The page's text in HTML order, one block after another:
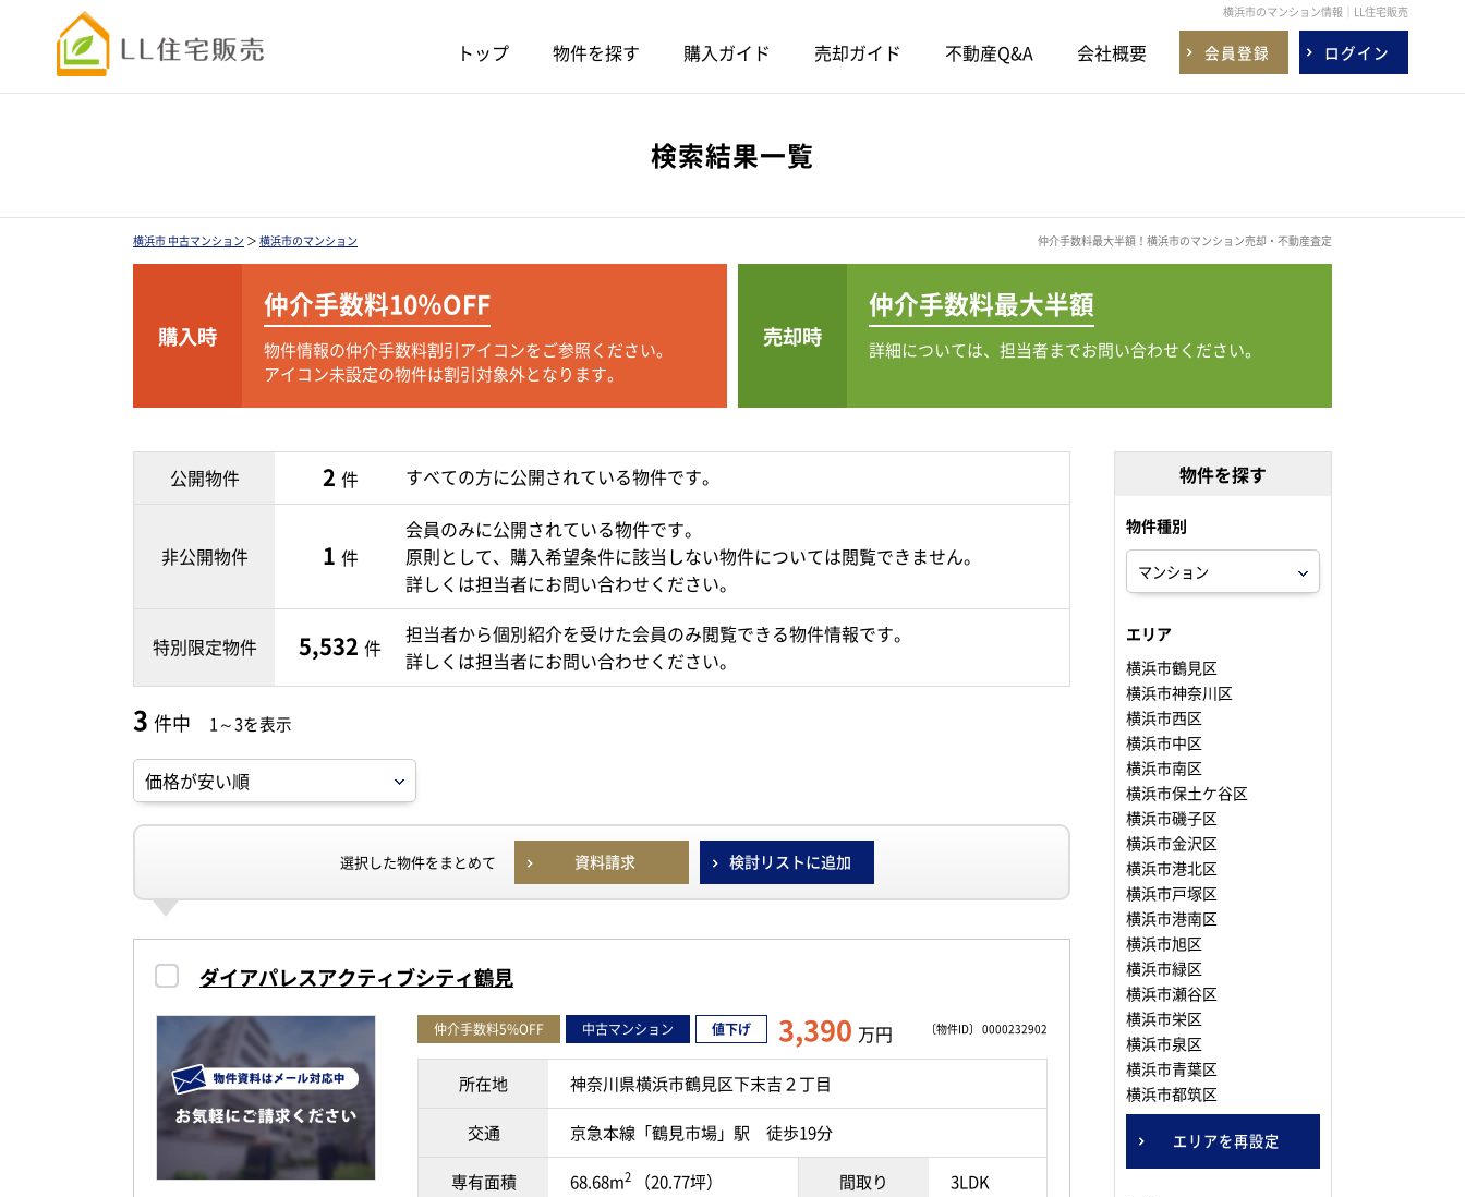
横浜市のマンション情報｜LL住宅販売
トップ 物件を探す 購入ガイド 売却ガイド 不動産Q&A 会社概要 会員登録 ログイン
検索結果一覧
横浜市 中古マンション ＞ 横浜市のマンション 仲介手数料最大半額！横浜市のマンション売却・不動産査定
購入時
仲介手数料10％OFF
物件情報の仲介手数料割引アイコンをご参照ください。
アイコン未設定の物件は割引対象外となります。
売却時
仲介手数料最大半額
詳細については、担当者までお問い合わせください。
公開物件 2 件 すべての方に公開されている物件です。
非公開物件 1 件
会員のみに公開されている物件です。
原則として、購入希望条件に該当しない物件については閲覧できません。
詳しくは担当者にお問い合わせください。
特別限定物件 5,532 件
担当者から個別紹介を受けた会員のみ閲覧できる物件情報です。
詳しくは担当者にお問い合わせください。
3 件中 1～3を表示
選択した物件をまとめて 資料請求 検討リストに追加
ダイアパレスアクティブシティ鶴見
〔物件ID〕 0000232902
仲介手数料5%OFF 中古マンション 値下げ 3,390 万円
所在地 神奈川県横浜市鶴見区下末吉２丁目
交通 京急本線「鶴見市場」駅 徒歩19分
専有面積 68.68m2 （20.77坪） 間取り 3LDK
物件を探す
物件種別
エリア
横浜市鶴見区
横浜市神奈川区
横浜市西区
横浜市中区
横浜市南区
横浜市保土ケ谷区
横浜市磯子区
横浜市金沢区
横浜市港北区
横浜市戸塚区
横浜市港南区
横浜市旭区
横浜市緑区
横浜市瀬谷区
横浜市栄区
横浜市泉区
横浜市青葉区
横浜市都筑区
エリアを再設定